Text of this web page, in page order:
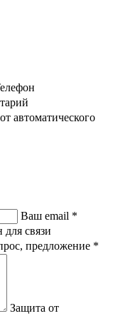
автоматического
Ваш email *
для связи
предложение *
Защита от